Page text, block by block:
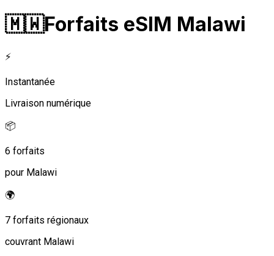
🇲🇼Forfaits eSIM Malawi
⚡
Instantanée
Livraison numérique
📦
6 forfaits
pour Malawi
🌍
7 forfaits régionaux
couvrant Malawi